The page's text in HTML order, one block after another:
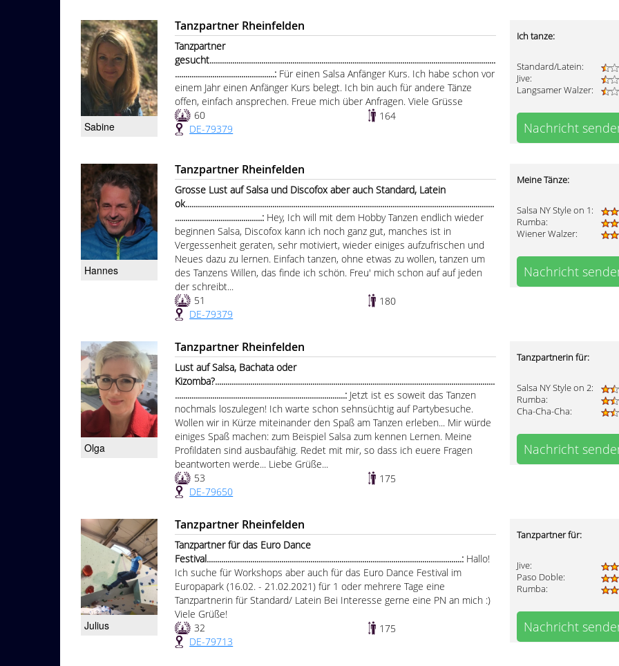
Sabine
Tanzpartner Rheinfelden
Tanzpartner
gesucht..........................................................................................................................................
................................................: Für einen Salsa Anfänger Kurs. Ich habe schon vor
einem Jahr einen Anfänger Kurs belegt. Ich bin auch für andere Tänze
offen, einfach ansprechen. Freue mich über Anfragen. Viele Grüsse
60
164
DE-79379
Ich tanze:
Standard/Latein:
Jive:
Langsamer Walzer:
Nachricht
Hannes
Tanzpartner Rheinfelden
Grosse Lust auf Salsa und Discofox aber auch Standard, Latein
ok.....................................................................................................................................................
..........................................: Hey, Ich will mit dem Hobby Tanzen endlich wieder
beginnen Salsa, Discofox kann ich noch ganz gut, manches ist in
Vergessenheit geraten, sehr motiviert, wieder einiges aufzufrischen und
Neues dazu zu lernen. Einfach tanzen, ohne etwas zu wollen, tanzen um
des Tanzens Willen, das finde ich schön. Freu' mich schon auf auf jeden
der schreibt...
51
180
DE-79379
Meine Tänze:
Salsa NY Style on 1:
Rumba:
Wiener Walzer:
Nachricht
Olga
Tanzpartner Rheinfelden
Lust auf Salsa, Bachata oder
Kizomba?.......................................................................................................................................
..................................................................................: Jetzt ist es soweit das Tanzen
nochmals loszulegen! Ich warte schon sehnsüchtig auf Partybesuche.
Wollen wir in Kürze miteinander den Spaß am Tanzen erleben... Mir würde
einiges Spaß machen: zum Beispiel Salsa zum kennen Lernen. Meine
Profildaten sind ausbaufähig. Redet mit mir, so dass ich euere Fragen
beantworten werde... Liebe Grüße...
53
175
DE-79650
Tanzpartnerin für:
Salsa NY Style on 2:
Rumba:
Cha-Cha-Cha:
Nachricht
Julius
Tanzpartner Rheinfelden
Tanzpartner für das Euro Dance
Festival...........................................................................................................................: Hallo!
Ich suche für Workshops aber auch für das Euro Dance Festival im
Europapark (16.02. - 21.02.2021) für 1 oder mehrere Tage eine
Tanzpartnerin für Standard/ Latein Bei Interesse gerne eine PN an mich :)
Viele Grüße!
32
175
DE-79713
Tanzpartner für:
Jive:
Paso Doble:
Rumba:
Nachricht